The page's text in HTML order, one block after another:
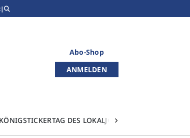
|
Abo-Shop
ANMELDEN
KÖNIGSTICKERTAG DES LOKALJOURNALISMUS